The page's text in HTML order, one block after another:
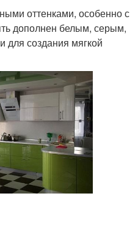
оттенками, особенно с
дополнен белым, серым,
для создания мягкой